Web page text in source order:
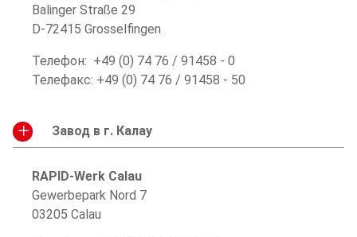
Balinger Straße 29
D-72415 Grosselfingen
Телефон: +49 (0) 74 76 / 91458 - 0
Телефакс: +49 (0) 74 76 / 91458 - 50
Завод в г. Калау
RAPID-Werk Calau
Gewerbepark Nord 7
03205 Calau